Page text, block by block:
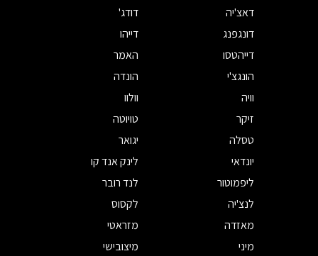
דאצ'יה
דודג'
דונגפנג
דייהו
דייהטסו
האמר
הונגצ'י
הונדה
וויה
וולוו
זיקר
טויוטה
טסלה
יגואר
יונדאי
לינק אנד קו
ליפמוטור
לנד רובר
לנצ'יה
לקסוס
מאזדה
מזראטי
מיני
מיצובישי